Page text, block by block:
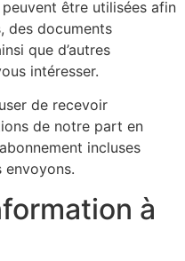
être utilisées afin
des documents
que d’autres
intéresser.
de recevoir
de notre part en
incluses
envoyons.
à